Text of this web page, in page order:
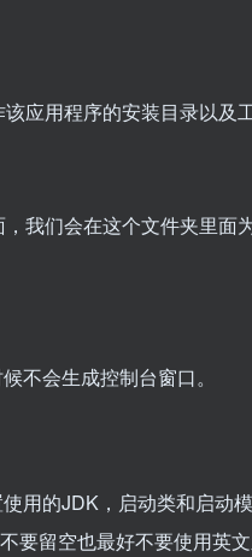
应用程序的安装目录以及工
我们会在这个文件夹里面
不会生成控制台窗口。
用的JDK ，启动类和启动
要留空也最好不要使用英文